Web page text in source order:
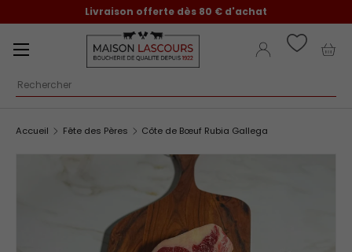
Aller au contenu
Livraison offerte dès 80 € d'achat
Recherche
Se connecter
Menu
Accueil Fête des Pères Côte de Bœuf Rubia Gallega